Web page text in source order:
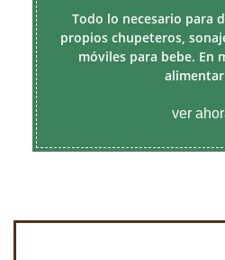
Todo lo necesario para
propios chupeteros,
móviles para bebe. En
ver